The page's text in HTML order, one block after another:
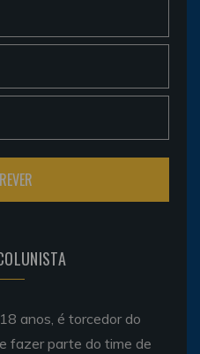
anos, é torcedor do
fazer parte do time de